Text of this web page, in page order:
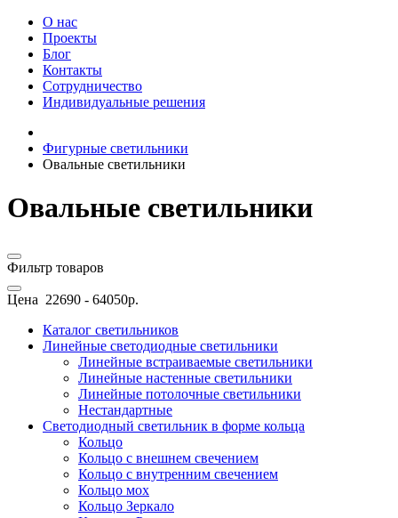
О нас
Проекты
Блог
Контакты
Сотрудничество
Индивидуальные решения
Фигурные светильники
Овальные светильники
Овальные светильники
Фильтр товаров
Цена 22690 - 64050р.
Каталог светильников
Линейные светодиодные светильники
Линейные встраиваемые светильники
Линейные настенные светильники
Линейные потолочные светильники
Нестандартные
Светодиодный светильник в форме кольца
Кольцо
Кольцо с внешнем свечением
Кольцо с внутренним свечением
Кольцо мох
Кольцо Зеркало